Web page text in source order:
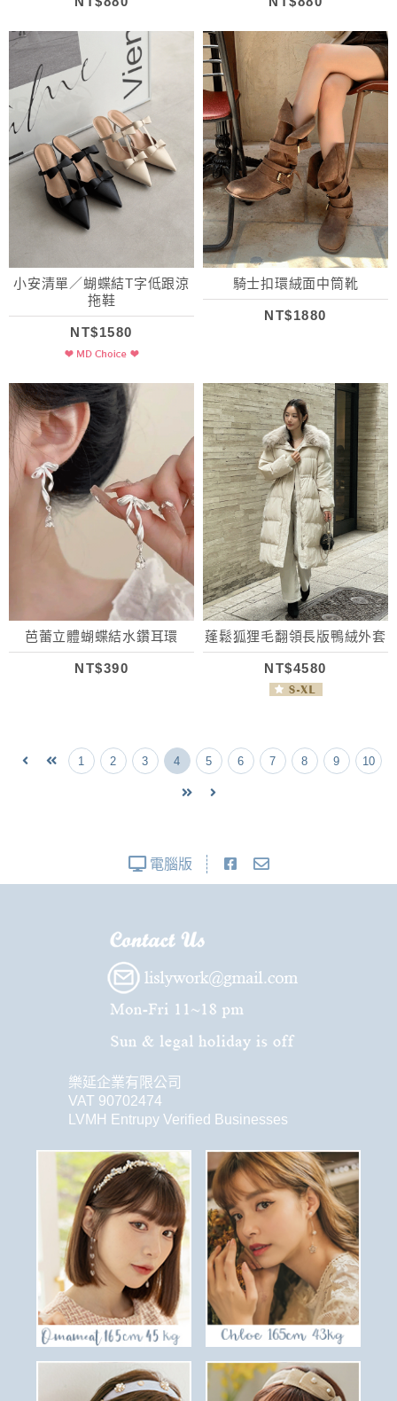
小安清單／蝴蝶結T字低跟涼
拖鞋
NT$1580
騎士扣環絨面中筒靴
NT$1880
芭蕾立體蝴蝶結水鑽耳環
NT$390
蓬鬆狐狸毛翻領長版鴨絨外套
NT$4580
1 2 3 4 5 6 7 8 9 10
電腦版
樂延企業有限公司
VAT 90702474
LVMH Entrupy Verified Businesses